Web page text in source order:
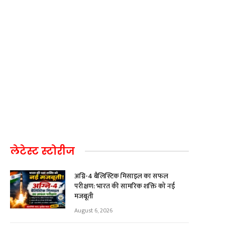
लेटेस्ट स्टोरीज
अग्नि-4 बैलिस्टिक मिसाइल का सफल
परीक्षण: भारत की सामरिक शक्ति को नई
मजबूती
August 6, 2026